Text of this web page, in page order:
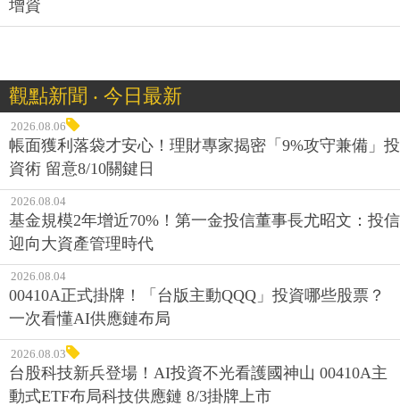
2026.08.06
帳面獲利落袋才安心！理財專家揭密「9%攻守兼備」投
資術 留意8/10關鍵日
2026.08.04
基金規模2年增近70%！第一金投信董事長尤昭文：投信
迎向大資產管理時代
2026.08.04
00410A正式掛牌！「台版主動QQQ」投資哪些股票？
一次看懂AI供應鏈布局
2026.08.03
台股科技新兵登場！AI投資不光看護國神山 00410A主
動式ETF布局科技供應鏈 8/3掛牌上市
2026.08.03